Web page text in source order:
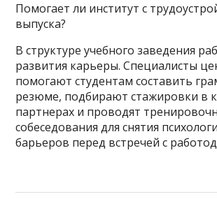
Помогает ли институт с
выпуска?
В структуре учебного заведения
развития карьеры. Специалисты
помогают студентам составить
резюме, подбирают стажировки в
партнерах и проводят
собеседования для снятия
барьеров перед встречей с